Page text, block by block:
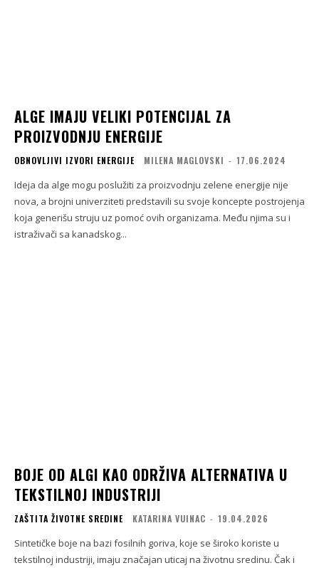
ALGE IMAJU VELIKI POTENCIJAL ZA
PROIZVODNJU ENERGIJE
OBNOVLJIVI IZVORI ENERGIJE MILENA MAGLOVSKI - 17.06.2024
Ideja da alge mogu poslužiti za proizvodnju zelene energije nije
nova, a brojni univerziteti predstavili su svoje koncepte postrojenja
koja generišu struju uz pomoć ovih organizama. Među njima su i
istraživači sa kanadskog...
BOJE OD ALGI KAO ODRŽIVA ALTERNATIVA U
TEKSTILNOJ INDUSTRIJI
ZAŠTITA ŽIVOTNE SREDINE KATARINA VUINAC - 19.04.2026
Sintetičke boje na bazi fosilnih goriva, koje se široko koriste u
tekstilnoj industriji, imaju značajan uticaj na životnu sredinu. Čak i